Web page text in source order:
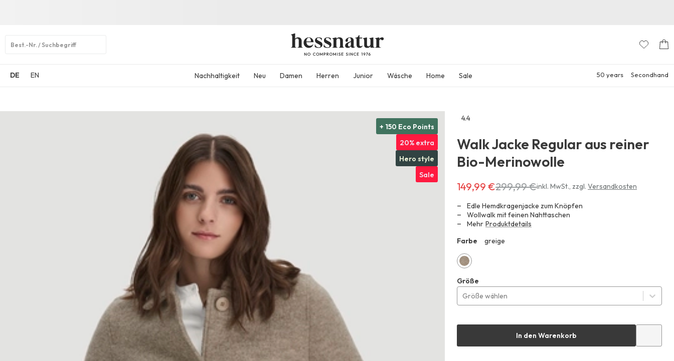
DE
EN Nachhaltigkeit Neu Damen Herren Junior Wäsche Home Sale 50 years Secondhand
+ 150 Eco Points
20% extra
Hero style
Sale
Zu
Reviews
4.4
Walk Jacke Regular aus reiner
Bio-Merinowolle
Erhältlich
149,99 €
anstatt
299,99 €
149,99 €299,99 €inkl. MwSt.,zzgl. Versandkosten
Edle Hemdkragenjacke zum Knöpfen
Wollwalk mit feinen Nahttaschen
Mehr Produktdetails
Farbe
greige
Größe
Größe wählen
In den Warenkorb